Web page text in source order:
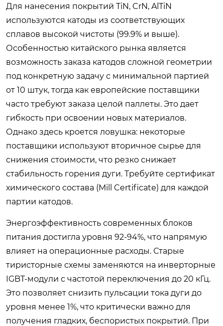
Для нанесения покрытий TiN, CrN, AlTiN
используются катоды из соответствующих
сплавов высокой чистоты (99.9% и выше).
Особенностью китайского рынка является
возможность заказа катодов сложной геометрии
под конкретную задачу с минимальной партией
от 10 штук, тогда как европейские поставщики
часто требуют заказа целой паллеты. Это дает
гибкость при освоении новых материалов.
Однако здесь кроется ловушка: некоторые
поставщики используют вторичное сырье для
снижения стоимости, что резко снижает
стабильность горения дуги. Требуйте сертификат
химического состава (Mill Certificate) для каждой
партии катодов.
Энергоэффективность современных блоков
питания достигла уровня 92-94%, что напрямую
влияет на операционные расходы. Старые
тиристорные схемы заменяются на инверторные
IGBT-модули с частотой переключения до 20 кГц.
Это позволяет снизить пульсации тока дуги до
уровня менее 1%, что критически важно для
получения гладких, беспористых покрытий. При